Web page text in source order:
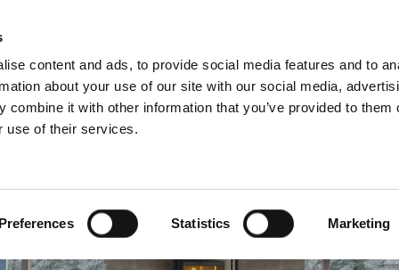
content and ads, to provide social media features and to
about your use of our site with our social media,
combine it with other information that you’ve provided to them
use of their services.
Preferences Statistics Marketing
Chorwacja
Dla profesjonalistów